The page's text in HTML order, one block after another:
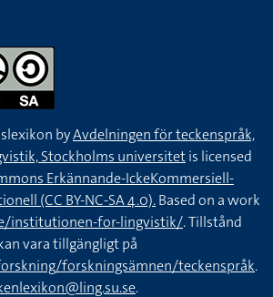
byAvdelningen för teckenspråk,
Stockholms universitetis licensed
Erkännande-IckeKommersiell-
(CC BY-NC-SA 4.0).Based on a work
institutionen-for-lingvistik/. Tillstånd
vara tillgängligt på
forskningsämnen/teckenspråk.
.